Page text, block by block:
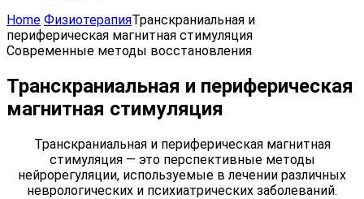
Home ФизиотерапияТранскраниальная и
периферическая магнитная стимуляция
Современные методы восстановления
Транскраниальная и периферическая
магнитная стимуляция
Транскраниальная и периферическая магнитная
стимуляция — это перспективные методы
нейрорегуляции, используемые в лечении различных
неврологических и психиатрических заболеваний.